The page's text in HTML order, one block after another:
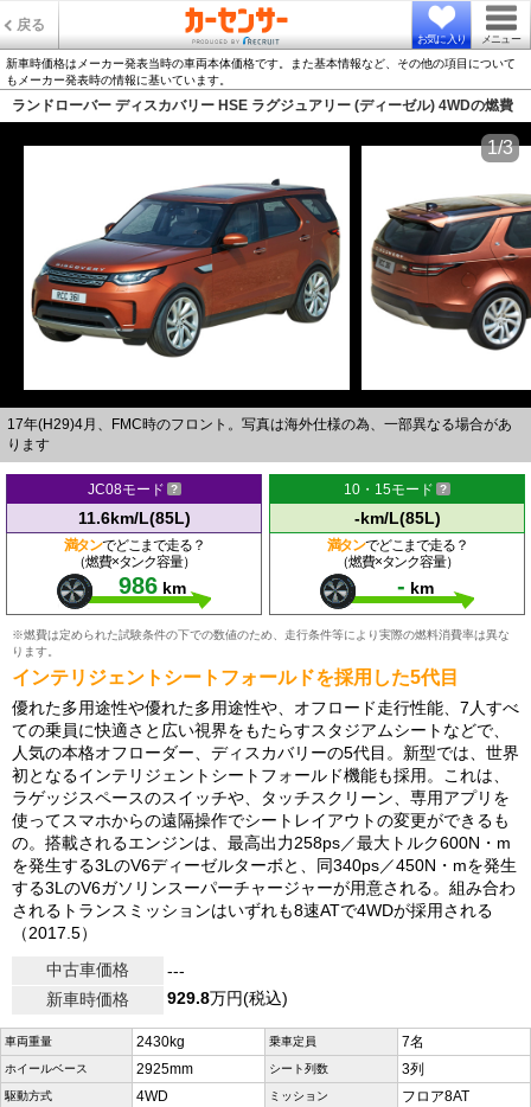
戻る
お気に入り メニュー
新車時価格はメーカー発表当時の車両本体価格です。また基本情報など、その他の項目について
もメーカー発表時の情報に基いています。
ランドローバー ディスカバリー HSE ラグジュアリー (ディーゼル) 4WDの燃費
17年(H29)4月、FMC時のフロント。写真は海外仕様の為、一部異なる場合があ
ります
1/3
JC08モード
11.6km/L(85L)
満タンでどこまで走る？
（燃費×タンク容量）
986 km
10・15モード
-km/L(85L)
満タンでどこまで走る？
（燃費×タンク容量）
- km
※燃費は定められた試験条件の下での数値のため、走行条件等により実際の燃料消費率は異な
ります。
インテリジェントシートフォールドを採用した5代目
優れた多用途性や優れた多用途性や、オフロード走行性能、7人すべ
ての乗員に快適さと広い視界をもたらすスタジアムシートなどで、
人気の本格オフローダー、ディスカバリーの5代目。新型では、世界
初となるインテリジェントシートフォールド機能も採用。これは、
ラゲッジスペースのスイッチや、タッチスクリーン、専用アプリを
使ってスマホからの遠隔操作でシートレイアウトの変更ができるも
の。搭載されるエンジンは、最高出力258ps／最大トルク600N・m
を発生する3LのV6ディーゼルターボと、同340ps／450N・mを発生
する3LのV6ガソリンスーパーチャージャーが用意される。組み合わ
されるトランスミッションはいずれも8速ATで4WDが採用される
（2017.5）
中古車価格
---
新車時価格
929.8万円(税込)
車両重量 2430kg 乗車定員 7名
ホイールベース 2925mm シート列数 3列
駆動方式 4WD ミッション フロア8AT